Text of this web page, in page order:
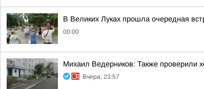
В Великих Луках прошла очередная
00:00
Михаил Ведерников: Также проверили
Вчера, 23:57